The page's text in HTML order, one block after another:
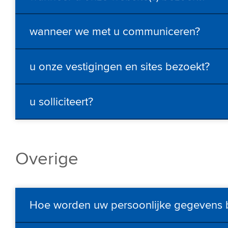
wanneer we met u communiceren?
u onze vestigingen en sites bezoekt?
u solliciteert?
Overige
Hoe worden uw persoonlijke gegevens